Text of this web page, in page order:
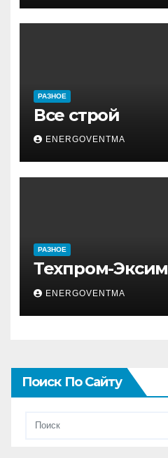
РАЗНОЕ
Все строй
ENERGOVENTMA
РАЗНОЕ
Техпром-Эксим
ENERGOVENTMA
Поиск По Сайту